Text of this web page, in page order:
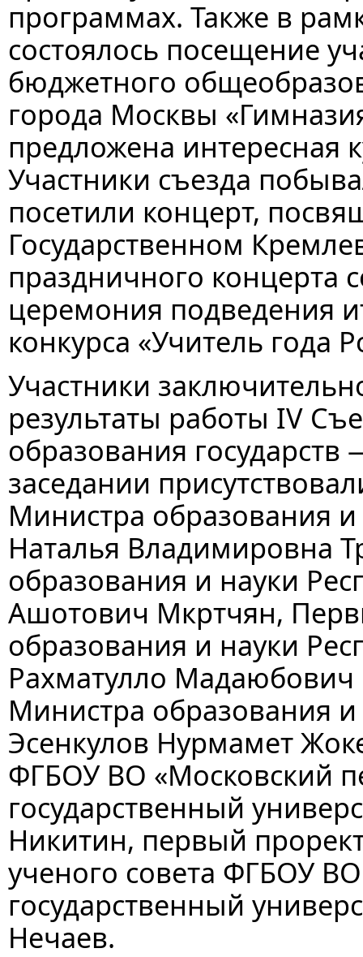
программах. Также в
состоялось посещение
бюджетного
города Москвы
предложена интересная
Участники съезда
посетили концерт,
Государственном
праздничного концерта
церемония подведения
конкурса «Учитель года
Участники
результаты работы IV
образования
заседании
Министра образования
Наталья Владимировна
образования и науки
Ашотович Мкртчян,
образования и науки
Рахматулло
Министра образования
Эсенкулов Нурмамет
ФГБОУ ВО «Московский
государственный
Никитин, первый
ученого совета ФГБОУ
государственный
Нечаев.